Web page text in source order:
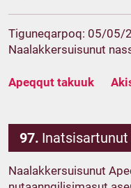
Tiguneqarpoq: 05/05/
Naalakkersuisunut
Apeqqut takuuk
97. Inatsisartunut
Naalakkersuisunut